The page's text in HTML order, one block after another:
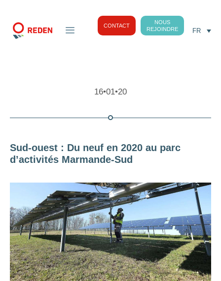
CONTACT
NOUS
REJOINDRE
FR
Sud-ouest : Du neuf en 2020 au parc
d’activités Marmande-Sud
16•01•20